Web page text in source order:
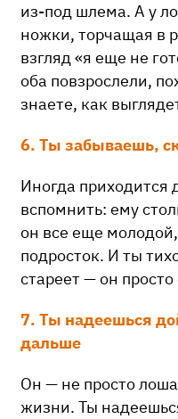
из-под шлема. А у
ножки, торчащая в
взгляд «я еще не
оба повзрослели,
знаете, как
6. Ты забываешь,
Иногда приходится
вспомнить: ему
он все еще
подросток. И ты
стареет — он
7. Ты надеешься
дальше
Он — не просто
жизни. Ты